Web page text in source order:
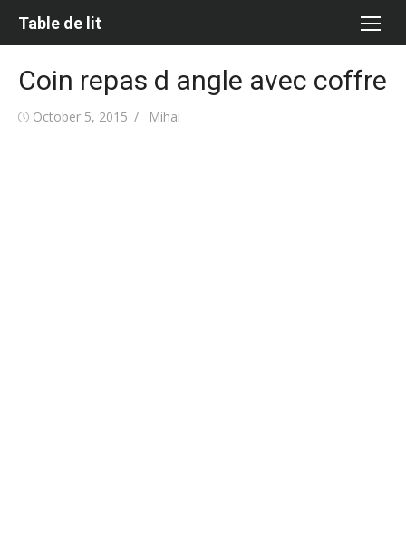
Table de lit
Coin repas d angle avec coffre
Posted
October 5, 2015 Author
Mihai